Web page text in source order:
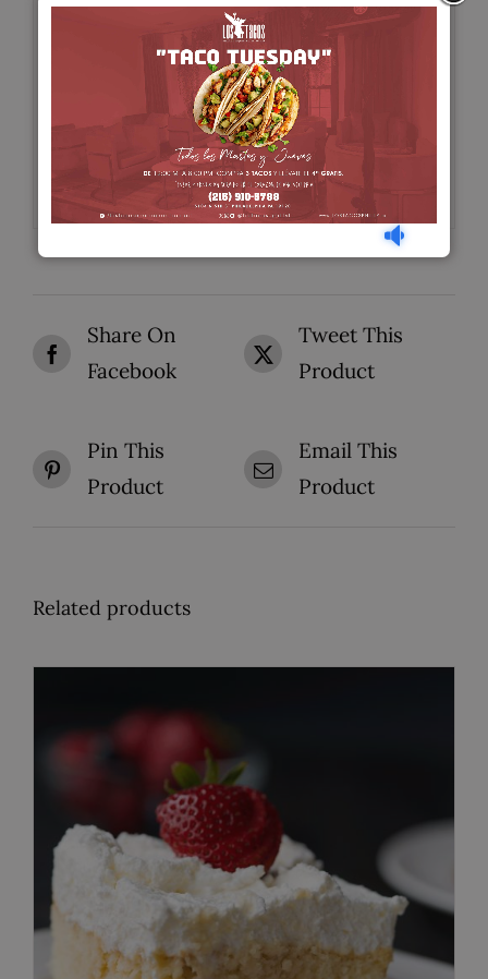
herencia hispana es muy tradicional en
todos los países latinoamericanos. En
Perú existe una variante que se llama
arroz zambito, elaborado con chancaca,
nueces, pasas y coco rallado.
Share On
Facebook
Tweet This
Product
Pin This
Product
Email This
Product
Related products